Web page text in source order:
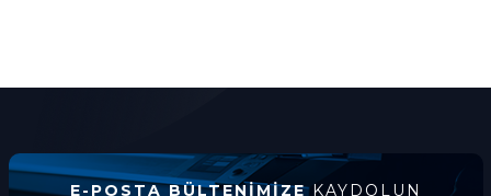
E-POSTA BÜLTENIMIZE KAYDOLUN